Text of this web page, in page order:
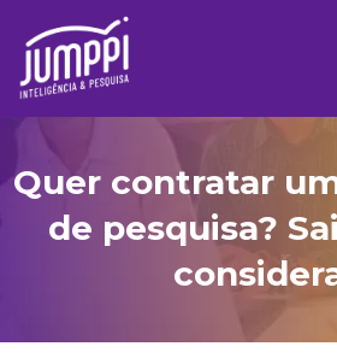
Quer contratar
de pesquisa?